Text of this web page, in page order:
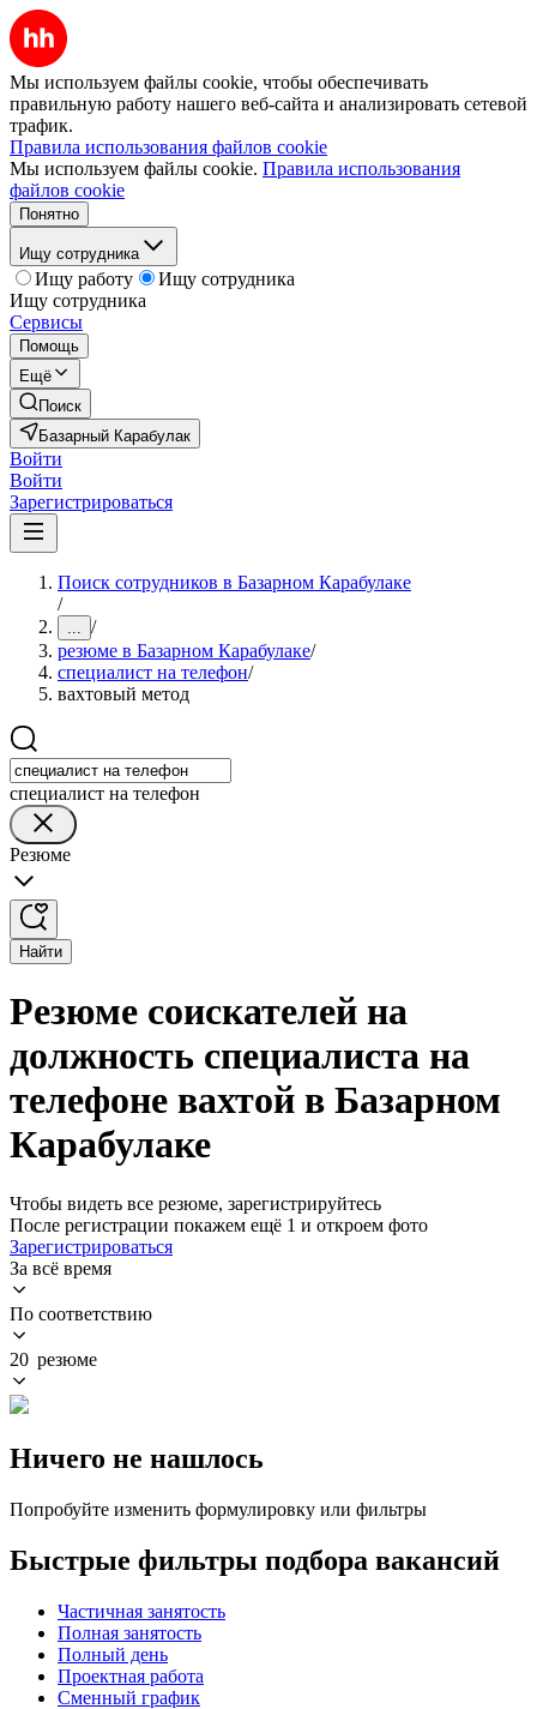
Мы используем файлы cookie, чтобы обеспечивать
правильную работу нашего веб-сайта и анализировать сетевой
трафик.
Правила использования файлов cookie
Мы используем файлы cookie. Правила использования
файлов cookie
Понятно
Ищу сотрудника
Ищу работу
Ищу сотрудника
Ищу сотрудника
Сервисы
Помощь
Ещё
Поиск
Базарный Карабулак
Войти
Войти
Зарегистрироваться
Поиск сотрудников в Базарном Карабулаке
/
... /
резюме в Базарном Карабулаке/
специалист на телефон/
вахтовый метод
специалист на телефон
Резюме
Найти
Резюме соискателей на
должность специалиста на
телефоне вахтой в Базарном
Карабулаке
Чтобы видеть все резюме, зарегистрируйтесь
После регистрации покажем ещё 1 и откроем фото
Зарегистрироваться
За всё время
По соответствию
20 резюме
Ничего не нашлось
Попробуйте изменить формулировку или фильтры
Быстрые фильтры подбора вакансий
Частичная занятость
Полная занятость
Полный день
Проектная работа
Сменный график